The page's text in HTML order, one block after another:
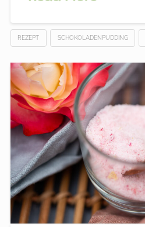
REZEPT SCHOKOLADENPUDDING